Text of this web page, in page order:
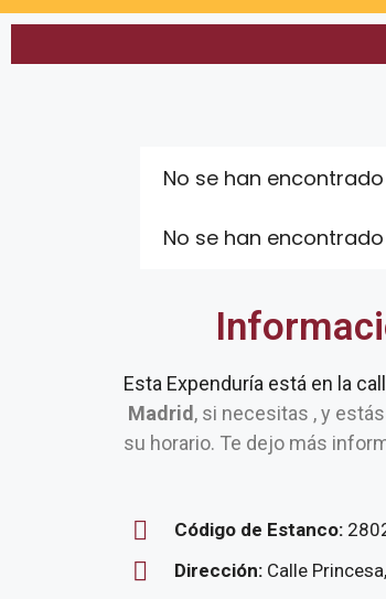
No se han
No se han
Esta Expenduría está en la
Madrid , si necesitas , y
su horario. Te dejo más
Código de Estanco:
Dirección: Calle